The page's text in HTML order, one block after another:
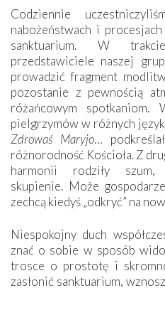
Codziennie
nabożeństwach i
sanktuarium. W
przedstawiciele naszej
prowadzić fragment
pozostanie z pewnością
różańcowym spotkaniom.
pielgrzymów w różnych
Zdrowaś Maryjo…
różnorodność Kościoła. Z
harmonii rodziły szum,
skupienie. Może
zechcą kiedyś „odkryć” na
Niespokojny duch
znać o sobie w sposób
trosce o prostotę i
zasłonić sanktuarium,
katolickiego kultu.